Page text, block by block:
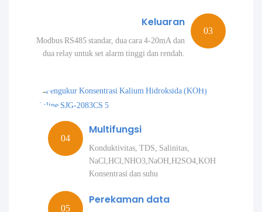
Keluaran
Modbus RS485 standar, dua cara 4-20mA dan
dua relay untuk set alarm tinggi dan rendah.
Multifungsi
Konduktivitas, TDS, Salinitas,
NaCl,HCl,NHO3,NaOH,H2SO4,KOH
Konsentrasi dan suhu
Perekaman data